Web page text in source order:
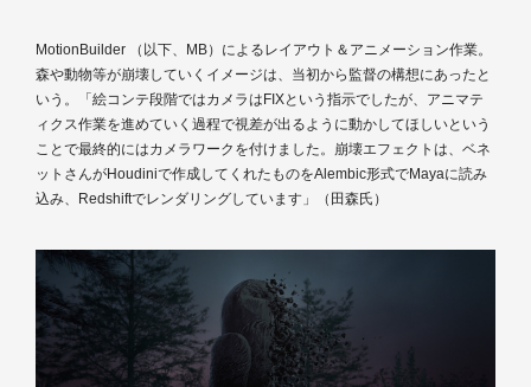
MotionBuilder （以下、MB）によるレイアウト＆アニメーション作業。
森や動物等が崩壊していくイメージは、当初から監督の構想にあったと
いう。「絵コンテ段階ではカメラはFIXという指示でしたが、アニマテ
ィクス作業を進めていく過程で視差が出るように動かしてほしいという
ことで最終的にはカメラワークを付けました。崩壊エフェクトは、ベネ
ットさんがHoudiniで作成してくれたものをAlembic形式でMayaに読み
込み、Redshiftでレンダリングしています」（田森氏）